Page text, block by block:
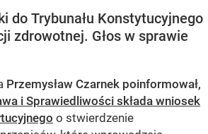
do Trybunału Konstytucyjnego
zdrowotnej. Głos w sprawie
Przemysław Czarnek poinformował,
i Sprawiedliwości składa wniosek
o stwierdzenie